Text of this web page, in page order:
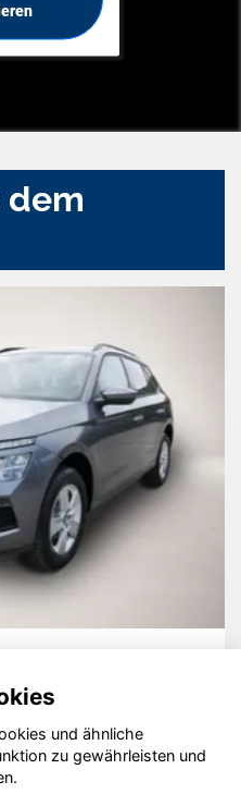
dem
2020 - 2026
und ähnliche
zu gewährleisten und